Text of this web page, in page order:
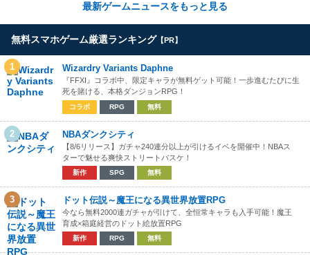
最新ゲームニュースをもっと見る
無料スマホゲーム厳選ランキング 【PR】
1 Wizardry Variants Daphne
『FFXI』コラボ中、限定キャラが無料ゲット可能！一歩進むたびに生
死を賭ける、本格ダンジョンRPG！
コラボ RPG 無料
2 NBAダンクシティ
【8/6リリース】ガチャ240連分以上が引けるイベを開催中！NBAス
ターで魅せる爽快ストリートバスケ！
新作 SPG 無料
3 ドット伝説～魔王になる異世界放置RPG
今なら無料2000連ガチャが引けて、全恒常キャラも入手可能！魔王
育成×箱庭経営のドット絵放置RPG
新作 RPG 無料